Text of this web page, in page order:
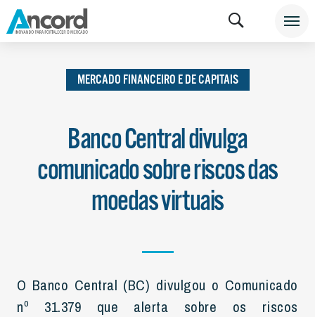
INSTITUCIONAL
MERCADO FINANCEIRO
E DE CAPITAIS
MERCADO FINANCEIRO E DE CAPITAIS
Banco Central divulga
comunicado sobre riscos das
moedas virtuais
O Banco Central (BC) divulgou o Comunicado
nº 31.379 que alerta sobre os riscos